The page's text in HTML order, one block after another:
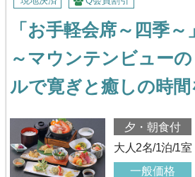
「お手軽会席～四季～」
～マウンテンビュー
ルで寛ぎと癒しの時
夕・朝食付
大人2名/1泊/1室
一般価格